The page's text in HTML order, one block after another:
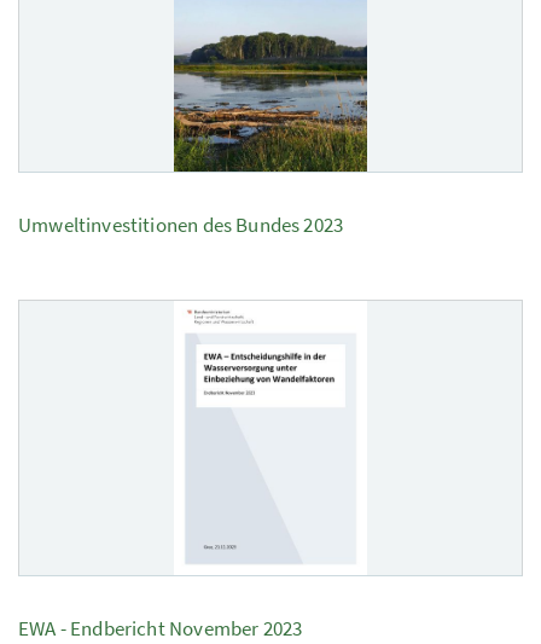
Umweltinvestitionen des Bundes 2023
EWA - Endbericht November 2023